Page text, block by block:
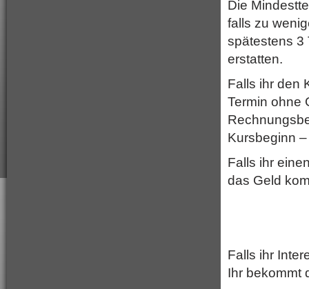
Die
falls zu
spätestens 3
erstatten.
Falls ihr den
Termin ohne
Kursbeginn
Falls ihr
das Geld
Falls ihr
Ihr bekommt